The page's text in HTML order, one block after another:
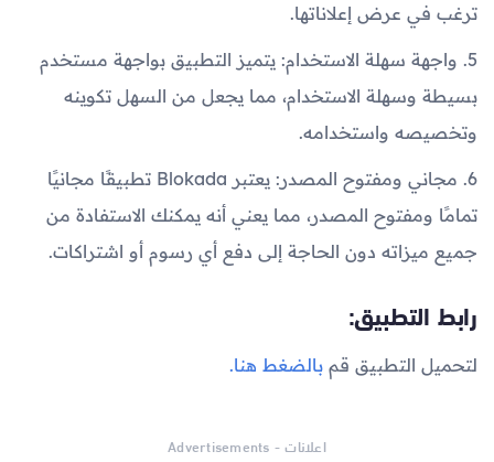
ترغب في عرض إعلاناتها.
5. واجهة سهلة الاستخدام: يتميز التطبيق بواجهة مستخدم
بسيطة وسهلة الاستخدام، مما يجعل من السهل تكوينه
وتخصيصه واستخدامه.
6. مجاني ومفتوح المصدر: يعتبر Blokada تطبيقًا مجانيًا
تمامًا ومفتوح المصدر، مما يعني أنه يمكنك الاستفادة من
جميع ميزاته دون الحاجة إلى دفع أي رسوم أو اشتراكات.
رابط التطبيق:
لتحميل التطبيق قم بالضغط هنا.
اعلانات - Advertisements